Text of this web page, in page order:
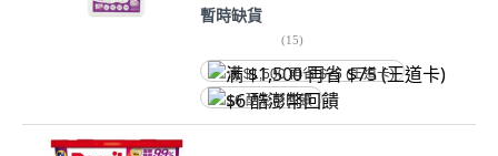
暫時缺貨
(15)
满 $1,500 再省 $75 (王道卡)
$6 酷澎幣回饋